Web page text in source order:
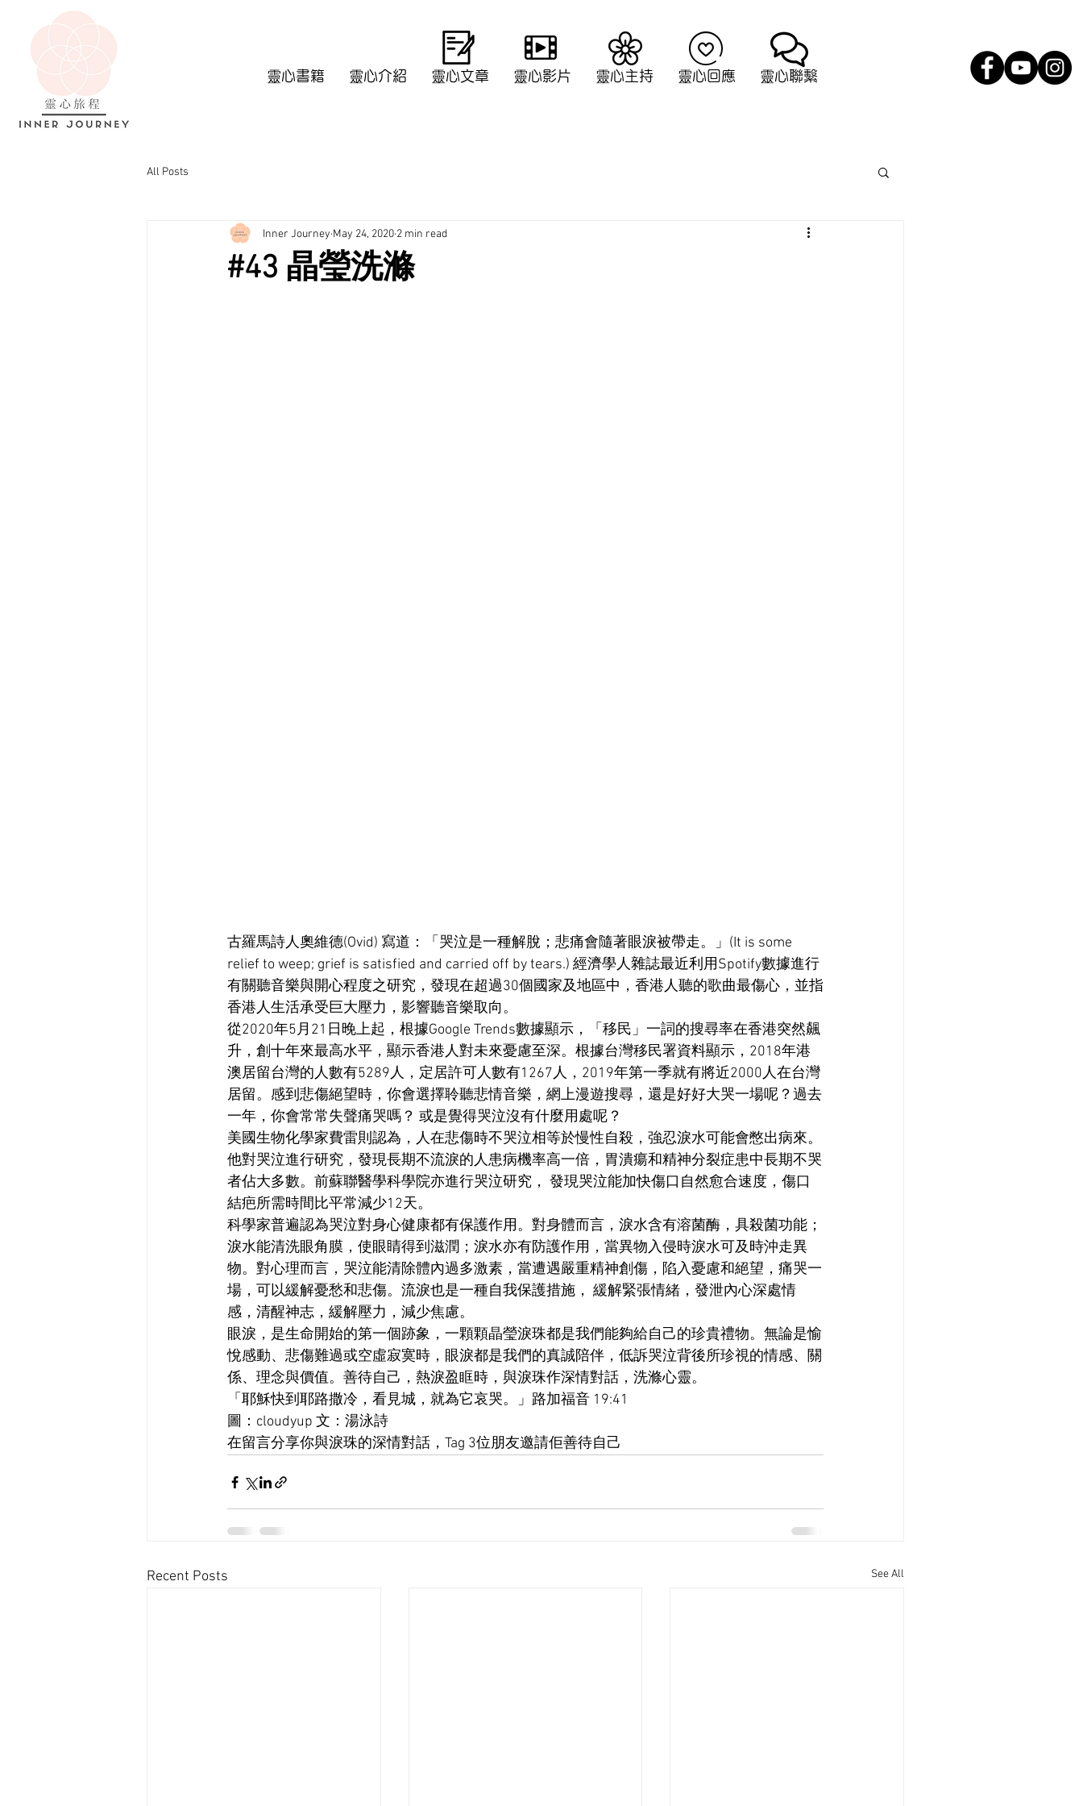
靈心書籍 靈心介紹 靈心文章 靈心影片 ​靈心主持 靈心回應 靈心聯繫
All Posts
#43 晶瑩洗滌
Inner Journey May 24, 2020 2 min read
古羅馬詩人奧維德(Ovid) 寫道：「哭泣是一種解脫；悲痛會隨著眼淚被帶走。」(It is some
relief to weep; grief is satisfied and carried off by tears.) 經濟學人雜誌最近利用Spotify數據進行
有關聽音樂與開心程度之研究，發現在超過30個國家及地區中，香港人聽的歌曲最傷心，並指
香港人生活承受巨大壓力，影響聽音樂取向。
從2020年5月21日晚上起，根據Google Trends數據顯示，「移民」一詞的搜尋率在香港突然飆
升，創十年來最高水平，顯示香港人對未來憂慮至深。根據台灣移民署資料顯示，2018年港
澳居留台灣的人數有5289人，定居許可人數有1267人，2019年第一季就有將近2000人在台灣
居留。感到悲傷絕望時，你會選擇聆聽悲情音樂，網上漫遊搜尋，還是好好大哭一場呢？過去
一年，你會常常失聲痛哭嗎？ 或是覺得哭泣沒有什麼用處呢？
美國生物化學家費雷則認為，人在悲傷時不哭泣相等於慢性自殺，強忍淚水可能會憋出病來。
他對哭泣進行研究，發現長期不流淚的人患病機率高一倍，胃潰瘍和精神分裂症患中長期不哭
者佔大多數。前蘇聯醫學科學院亦進行哭泣研究， 發現哭泣能加快傷口自然愈合速度，傷口
結疤所需時間比平常減少12天。
科學家普遍認為哭泣對身心健康都有保護作用。對身體而言，淚水含有溶菌酶，具殺菌功能；
淚水能清洗眼角膜，使眼睛得到滋潤；淚水亦有防護作用，當異物入侵時淚水可及時沖走異
物。對心理而言，哭泣能清除體內過多激素，當遭遇嚴重精神創傷，陷入憂慮和絕望，痛哭一
場，可以緩解憂愁和悲傷。流淚也是一種自我保護措施， 緩解緊張情緒，發泄內心深處情
感，清醒神志，緩解壓力，減少焦慮。
眼淚，是生命開始的第一個跡象，一顆顆晶瑩淚珠都是我們能夠給自己的珍貴禮物。無論是愉
悅感動、悲傷難過或空虛寂寞時，眼淚都是我們的真誠陪伴，低訴哭泣背後所珍視的情感、關
係、理念與價值。善待自己，熱淚盈眶時，與淚珠作深情對話，洗滌心靈。
「耶穌快到耶路撒冷，看見城，就為它哀哭。」路加福音 19:41
圖：cloudyup 文：湯泳詩
在留言分享你與淚珠的深情對話，Tag 3位朋友邀請佢善待自己
Recent Posts See All